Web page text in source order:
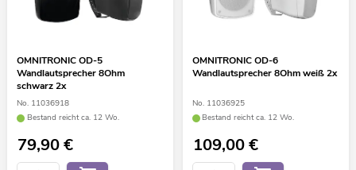
OMNITRONIC OD-5
Wandlautsprecher 8Ohm
schwarz 2x
No. 11036918
Bestand reicht ca. 12 Wo.
79,90€
OMNITRONIC OD-6
Wandlautsprecher 8Ohm weiß 2x
No. 11036925
Bestand reicht ca. 12 Wo.
109,00€